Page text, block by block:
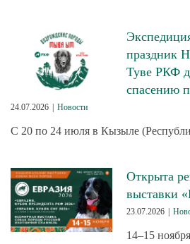
праздник
Туве РКФ
спасению
24.07.2026 Новости
С 20 по 24 июля в Кызыле
Открыта
выставки
23.07.2026
14–15